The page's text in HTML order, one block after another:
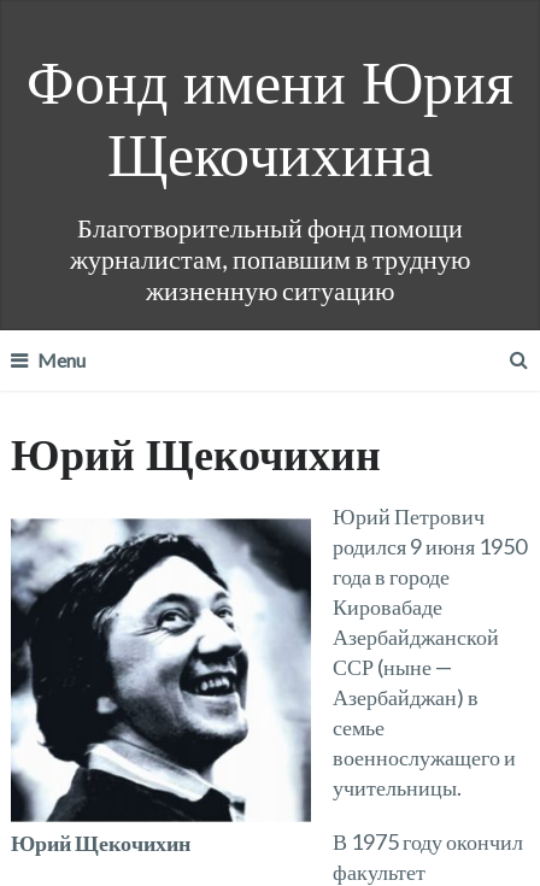
Фонд имени Юрия
Щекочихина
Благотворительный фонд помощи
журналистам, попавшим в трудную
жизненную ситуацию
Menu
Юрий Щекочихин
Юрий Щекочихин
Юрий Петрович
родился 9 июня 1950
года в городе
Кировабаде
Азербайджанской
ССР (ныне —
Азербайджан) в
семье
военнослужащего и
учительницы.
В 1975 году окончил
факультет